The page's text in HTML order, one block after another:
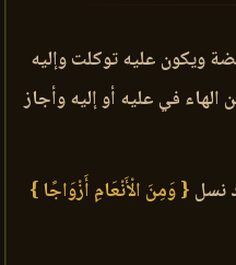
ويكون عليه توكلت وإليه
في عليه أو إليه وأجاز
نسل { وَمِنَ الْأَنْعَامِ أَزْوَاجًا }